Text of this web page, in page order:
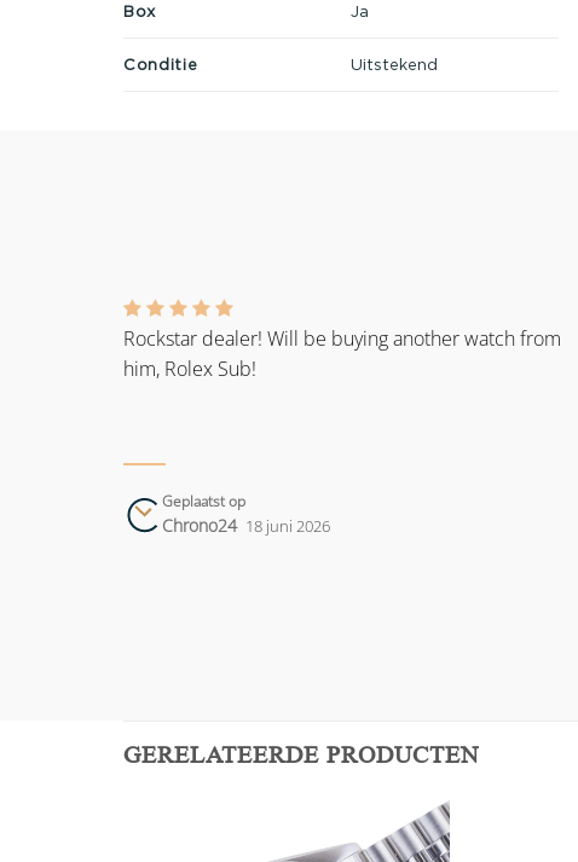
Box Ja
Conditie Uitstekend
Rockstar dealer! Will be buying another watch from
him, Rolex Sub!
Geplaatst op
Chrono24 18 juni 2026
GERELATEERDE PRODUCTEN
Add to
wishlist